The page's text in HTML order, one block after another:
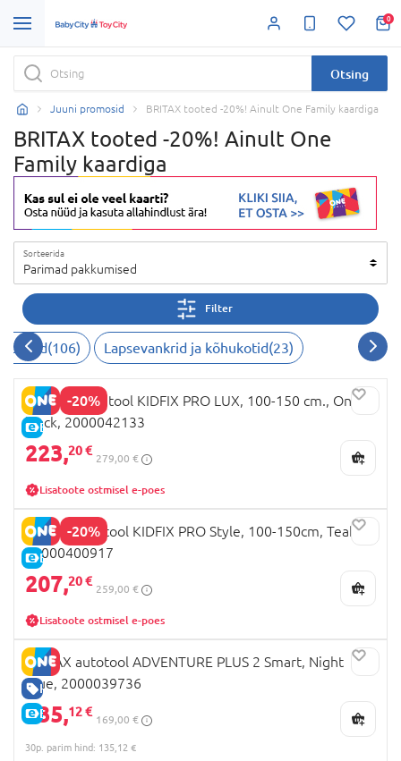
0
Otsing
Juuni promosid BRITAX tooted -20%! Ainult One Family kaardiga
BRITAX tooted -20%! Ainult One
Family kaardiga
Sorteerida
Parimad pakkumised
Filter
(106) Lapsevankrid ja kõhukotid(23)
-20%
E-HIND
BRITAX turvatool KIDFIX PRO LUX, 100-150 cm., Onyx
black, 2000042133
223,20 €
279,00 €
Lisatoote ostmisel e-poes
-20%
E-HIND
BRITAX autotool KIDFIX PRO Style, 100-150cm, Teak,
20000400917
207,20 €
259,00 €
Lisatoote ostmisel e-poes
HEA HIND
E-HIND
BRITAX autotool ADVENTURE PLUS 2 Smart, Night
Blue, 2000039736
135,12 €
169,00 €
30p. parim hind: 135,12 €